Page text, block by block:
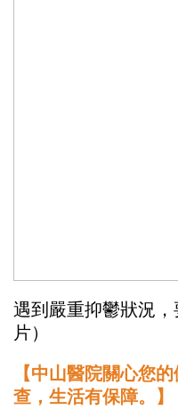
遇到嚴重抑鬱狀況
片）
【中山醫院關心您
查，生活有保障。】